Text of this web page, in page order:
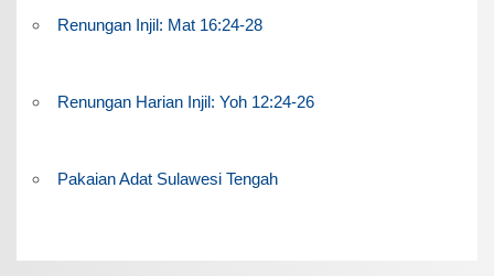
Renungan Injil: Mat 16:24-28
Renungan Harian Injil: Yoh 12:24-26
Pakaian Adat Sulawesi Tengah